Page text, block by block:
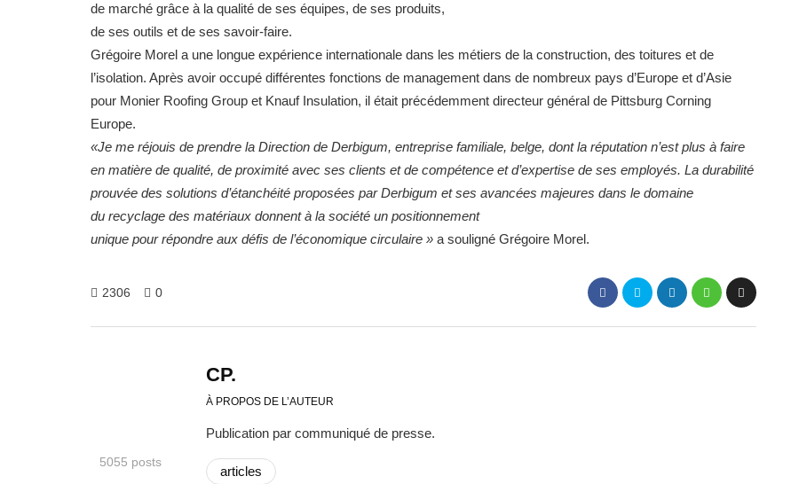
de marché grâce à la qualité de ses équipes, de ses produits,
de ses outils et de ses savoir-faire.
Grégoire Morel a une longue expérience internationale dans les métiers de la construction, des toitures et de
l’isolation. Après avoir occupé différentes fonctions de management dans de nombreux pays d’Europe et d’Asie
pour Monier Roofing Group et Knauf Insulation, il était précédemment directeur général de Pittsburg Corning
Europe.
«Je me réjouis de prendre la Direction de Derbigum, entreprise familiale, belge, dont la réputation n’est plus à faire
en matière de qualité, de proximité avec ses clients et de compétence et d’expertise de ses employés. La durabilité
prouvée des solutions d’étanchéité proposées par Derbigum et ses avancées majeures dans le domaine
du recyclage des matériaux donnent à la société un positionnement
unique pour répondre aux défis de l’économique circulaire » a souligné Grégoire Morel.
2306 0
5055 posts
CP.
À PROPOS DE L’AUTEUR
Publication par communiqué de presse.
articles